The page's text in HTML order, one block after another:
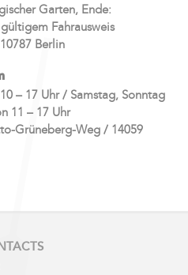
Garten, Ende:
Fahrausweis
Berlin
– 17 Uhr / Samstag, Sonntag
11 – 17 Uhr
Grüneberg-Weg / 14059